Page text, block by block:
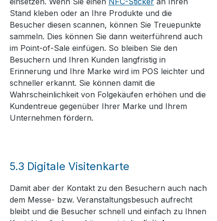
Stand kleben oder an Ihre Produkte und die
Besucher diesen scannen, können Sie Treuepunkte
sammeln. Dies können Sie dann weiterführend auch
im Point-of-Sale einfügen. So bleiben Sie den
Besuchern und Ihren Kunden langfristig in
Erinnerung und Ihre Marke wird im POS leichter und
schneller erkannt. Sie können damit die
Wahrscheinlichkeit von Folgekäufen erhöhen und die
Kundentreue gegenüber Ihrer Marke und Ihrem
Unternehmen fördern.
5.3 Digitale Visitenkarte
Damit aber der Kontakt zu den Besuchern auch nach
dem Messe- bzw. Veranstaltungsbesuch aufrecht
bleibt und die Besucher schnell und einfach zu Ihnen